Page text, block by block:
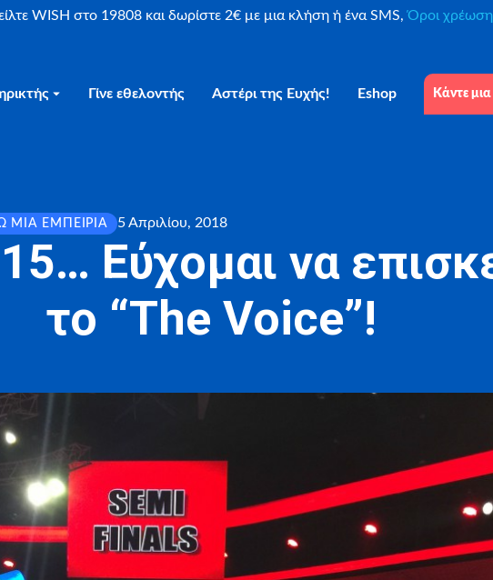
WISH στο 19808 και δωρίστε 2€ με μια κλήση ή ένα SMS,Όροι
Γίνε εθελοντής Αστέρι της Ευχής! Eshop Κάντε
ΜΙΑ ΕΜΠΕΙΡΊΑ 5 Απριλίου, 2018
Εύχομαι να
το “The Voice”!